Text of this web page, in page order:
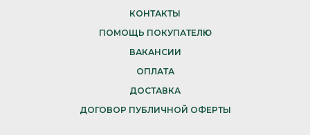
КОНТАКТЫ
ПОМОЩЬ ПОКУПАТЕЛЮ
ВАКАНСИИ
ОПЛАТА
ДОСТАВКА
ДОГОВОР ПУБЛИЧНОЙ ОФЕРТЫ